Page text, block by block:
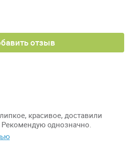
отзыв
красивое, доставили
однозначно.